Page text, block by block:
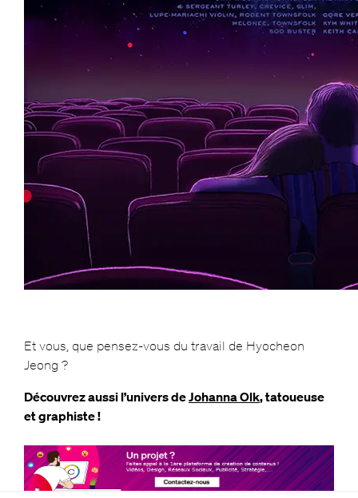
Et vous, que pensez-vous du travail de Hyocheon
Jeong ?
Découvrez aussi l’univers deJohanna Olk, tatoueuse
et graphiste !